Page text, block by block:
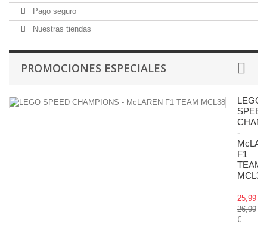
Pago seguro
Nuestras tiendas
PROMOCIONES ESPECIALES
LEGO
SPEED
-
F1
TEAM
MCL38
25,99 €
26,99
€